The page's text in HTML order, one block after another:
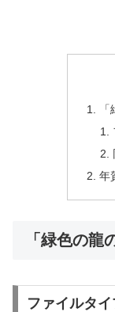
年
「緑色の龍
ファイルタ